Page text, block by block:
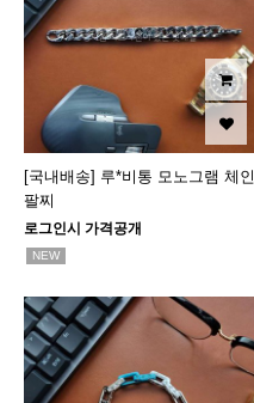
[국내배송] 루*비통 모노그램 체인
팔찌
로그인시 가격공개
NEW